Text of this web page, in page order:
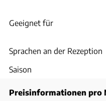
Geeignet für
Sprachen an der Rezeption
Saison
Preisinformationen pro